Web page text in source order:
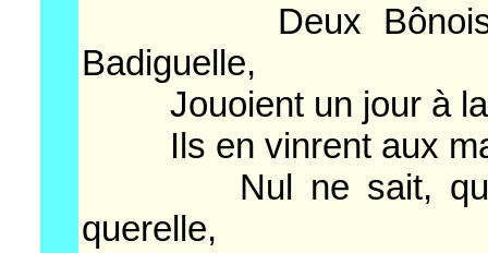
Deux Bônois
Badiguelle,
Jouoient un jour à la
Ils en vinrent aux
Nul ne sait, quand
querelle,